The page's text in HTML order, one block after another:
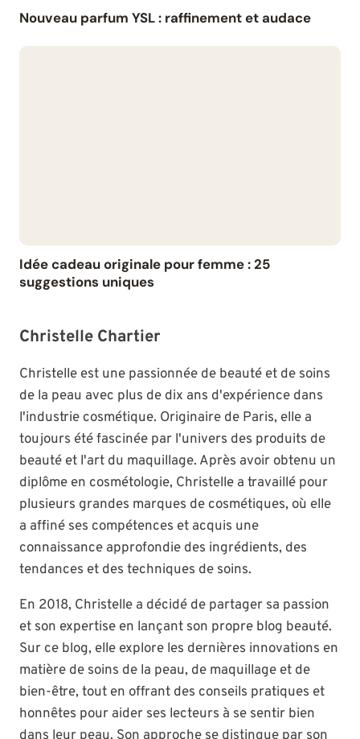
Nouveau parfum YSL : raffinement et audace
Idée cadeau originale pour femme : 25
suggestions uniques
Christelle Chartier
Christelle est une passionnée de beauté et de soins
de la peau avec plus de dix ans d'expérience dans
l'industrie cosmétique. Originaire de Paris, elle a
toujours été fascinée par l'univers des produits de
beauté et l'art du maquillage. Après avoir obtenu un
diplôme en cosmétologie, Christelle a travaillé pour
plusieurs grandes marques de cosmétiques, où elle
a affiné ses compétences et acquis une
connaissance approfondie des ingrédients, des
tendances et des techniques de soins.
En 2018, Christelle a décidé de partager sa passion
et son expertise en lançant son propre blog beauté.
Sur ce blog, elle explore les dernières innovations en
matière de soins de la peau, de maquillage et de
bien-être, tout en offrant des conseils pratiques et
honnêtes pour aider ses lecteurs à se sentir bien